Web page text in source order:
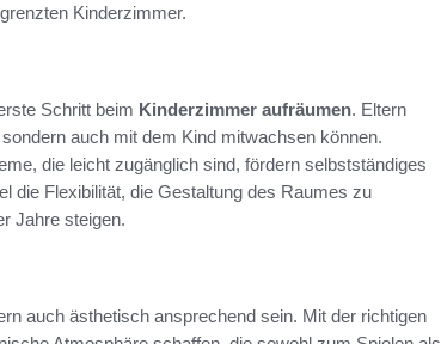
Kinderzimmer.
Schritt beim Kinderzimmer aufräumen. Eltern
auch mit dem Kind mitwachsen können.
die leicht zugänglich sind, fördern selbstständiges
die Flexibilität, die Gestaltung des Raumes zu
Jahre steigen.
auch ästhetisch ansprechend sein. Mit der richtigen